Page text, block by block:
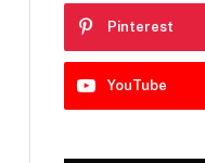
Pinterest
YouTube